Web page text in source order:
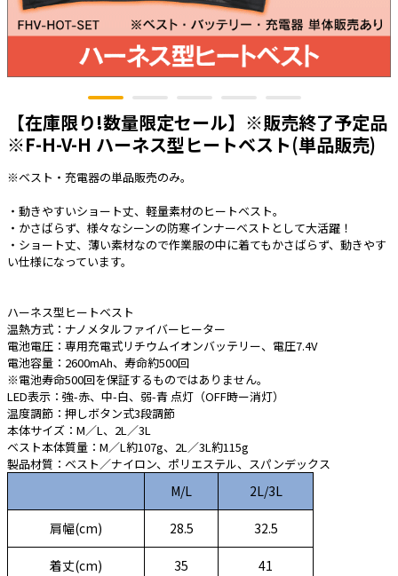
電源タップ・延長コード
スイッチ・コンセント（配線器具）
PF管/FEP管/CD管/情報線保護管
ボックス・ビニル電線管付属品・引き込
みカバー
感染症関連
その他
暑さ対策
販売終了品
【在庫限り!数量限定セール】※販売終了予定品
※F-H-V-H ハーネス型ヒートベスト(単品販売)
※ベスト・充電器の単品販売のみ。
・動きやすいショート丈、軽量素材のヒートベスト。
・かさばらず、様々なシーンの防寒インナーベストとして大活躍！
・ショート丈、薄い素材なので作業服の中に着てもかさばらず、動きやす
い仕様になっています。
ハーネス型ヒートベスト
温熱方式：ナノメタルファイバーヒーター
電池電圧：専用充電式リチウムイオンバッテリー、電圧7.4V
電池容量：2600mAh、寿命約500回
※電池寿命500回を保証するものではありません。
LED表示：強-赤、中-白、弱-青 点灯（OFF時ー消灯）
温度調節：押しボタン式3段調節
本体サイズ：M／L、2L／3L
ベスト本体質量：M／L約107g、2L／3L約115g
製品材質：ベスト／ナイロン、ポリエステル、スパンデックス
M/L 2L/3L
肩幅(cm) 28.5 32.5
着丈(cm) 35 41